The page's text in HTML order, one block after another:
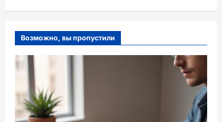
Возможно, вы пропустили